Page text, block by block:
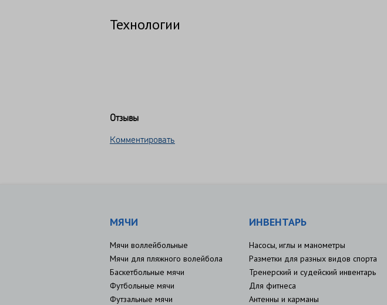
Технологии
Отзывы
Комментировать
МЯЧИ
Мячи воллейбольные
Мячи для пляжного волейбола
Баскетбольные мячи
Футбольные мячи
Футзальные мячи
ИНВЕНТАРЬ
Насосы, иглы и манометры
Разметки для разных видов спорта
Тренерский и судейский инвентарь
Для фитнеса
Антенны и карманы